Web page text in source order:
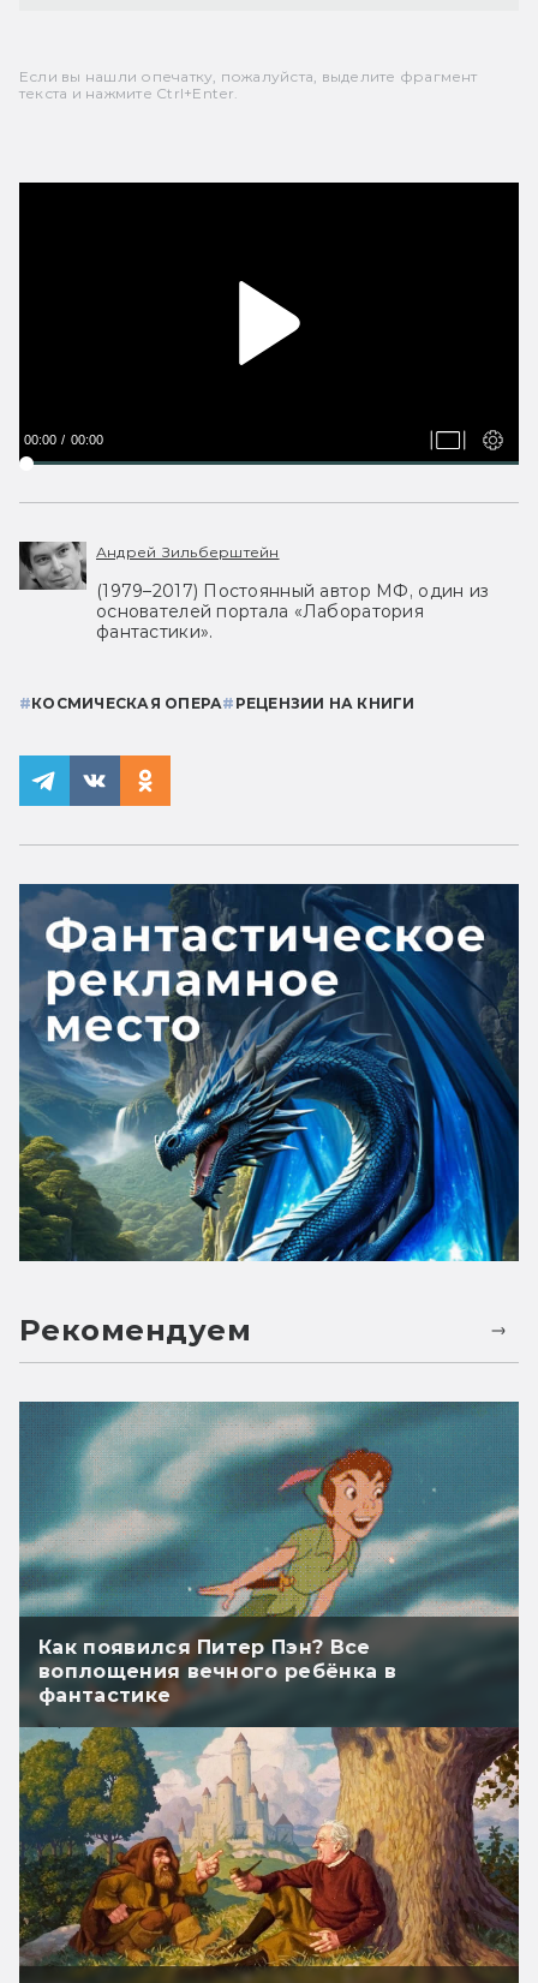
Если вы нашли опечатку, пожалуйста, выделите фрагмент
текста и нажмите Ctrl+Enter.
00:00 00:00
Андрей Зильберштейн
(1979–2017) Постоянный автор МФ, один из
основателей портала «Лаборатория
фантастики».
#КОСМИЧЕСКАЯ ОПЕРА# РЕЦЕНЗИИ НА КНИГИ
Рекомендуем
Как появился Питер Пэн? Все
воплощения вечного ребёнка в
фантастике